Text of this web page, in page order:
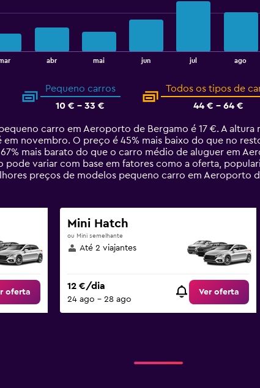
abr mai jun jul ago
Pequeno carros
10 € - 33 €
Todos os tipos de
44 € - 64 €
carro em Aeroporto de Bergamo é 17 €. A altura
novembro. O preço é 45% mais baixo do que no
mais barato do que o carro médio de aluguer em
variar com base em fatores como a oferta,
preços de modelos pequeno carro em Aeroporto
oferta
Mini Hatch
ou Mini semelhante
Até 2 viajantes
12 €/dia
24 ago – 28 ago
Ver oferta